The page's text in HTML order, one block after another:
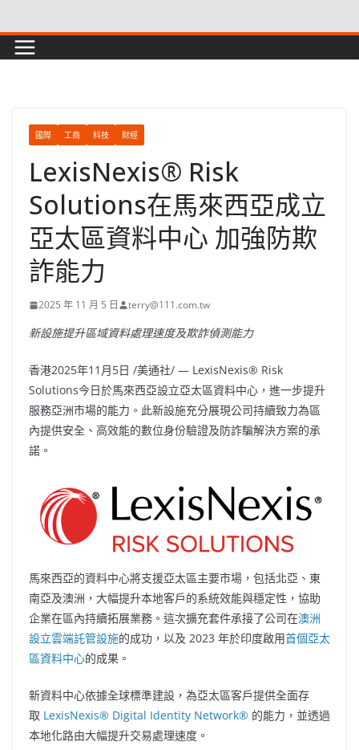
to
content
國際 工商 科技 財經
LexisNexis® Risk
Solutions在馬來西亞成立
亞太區資料中心 加強防欺
詐能力
2025 年 11 月 5 日 terry@111.com.tw
新設施提升區域資料處理速度及欺詐偵測能力
香港2025年11月5日 /美通社/ — LexisNexis® Risk
Solutions今日於馬來西亞設立亞太區資料中心，進一步提升
服務亞洲市場的能力。此新設施充分展現公司持續致力為區
內提供安全、高效能的數位身份驗證及防詐騙解決方案的承
諾。
馬來西亞的資料中心將支援亞太區主要市場，包括北亞、東
南亞及澳洲，大幅提升本地客戶的系統效能與穩定性，協助
企業在區內持續拓展業務。這次擴充套件承接了公司在澳洲
設立雲端託管設施的成功，以及 2023 年於印度啟用首個亞太
區資料中心的成果。
新資料中心依據全球標準建設，為亞太區客戶提供全面存
取 LexisNexis® Digital Identity Network® 的能力，並透過
本地化路由大幅提升交易處理速度。